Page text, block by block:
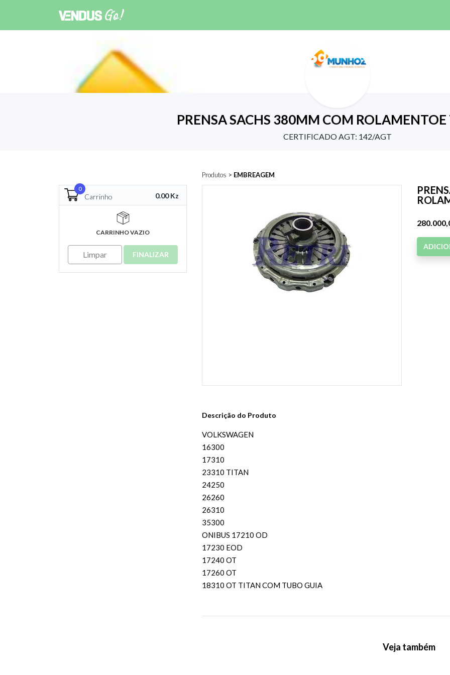
PRENSA SACHS 380MM COM ROLAMENTOE
CERTIFICADO AGT: 142/AGT
Produtos > EMBREAGEM
0
Carrinho 0.00 Kz
CARRINHO VAZIO
Limpar FINALIZAR
Descrição do Produto
VOLKSWAGEN
16300
17310
23310 TITAN
24250
26260
26310
35300
ONIBUS 17210 OD
17230 EOD
17240 OT
17260 OT
18310 OT TITAN COM TUBO GUIA
Veja também